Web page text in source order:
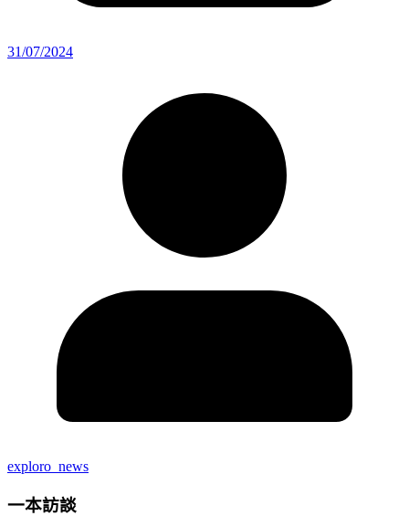
31/07/2024
exploro_news
一本訪談